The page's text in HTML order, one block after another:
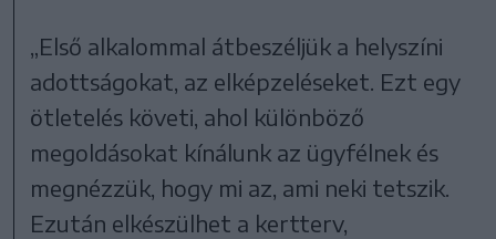
„Első alkalommal átbeszéljük a helyszíni
adottságokat, az elképzeléseket. Ezt egy
ötletelés követi, ahol különböző
megoldásokat kínálunk az ügyfélnek és
megnézzük, hogy mi az, ami neki tetszik.
Ezután elkészülhet a kertterv,